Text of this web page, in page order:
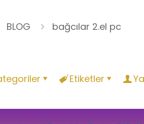
BLOG bağcılar 2.el pc
Etiketler